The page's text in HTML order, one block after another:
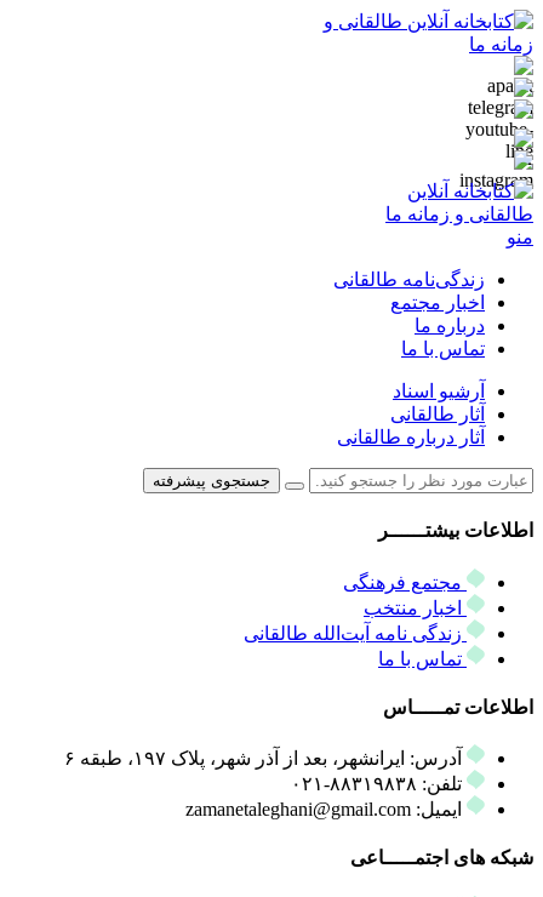
منو
زندگی‌نامه طالقانی
اخبار مجتمع
درباره ما
تماس با ما
آرشیو اسناد
آثار طالقانی
آثار درباره طالقانی
جستجوی پیشرفته
اطلاعات بیشتــــــر
مجتمع فرهنگی
اخبار منتخب
زندگی نامه آیت‌الله طالقانی
تماس با ما
اطلاعات تمـــــاس
آدرس: ایرانشهر، بعد از آذر شهر، پلاک ۱۹۷، طبقه ۶
تلفن: ۸۸۳۱۹۸۳۸-۰۲۱
ایمیل: zamanetaleghani@gmail.com
شبکه های اجتمـــــاعی